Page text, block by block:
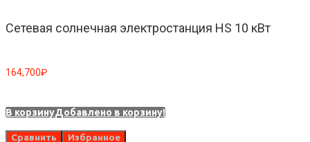
Сетевая солнечная электростанция HS 10 кВт
164,700₽
В корзинуДобавлено в корзину!
Сравнить Избранное